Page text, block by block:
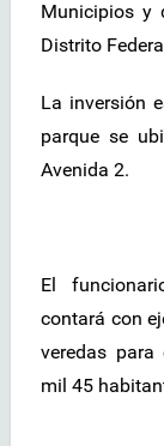
Municipios y
Distrito
La inversión
parque se
Avenida 2.
El
contará con
veredas para
mil 45